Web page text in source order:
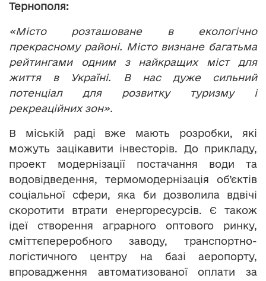
Тернополя:
«Місто розташоване в екологічно
прекрасному районі. Місто визнане багатьма
рейтингами одним з найкращих міст для
життя в Україні. В нас дуже сильний
потенціал для розвитку туризму і
рекреаційних зон».
В міській раді вже мають розробки, які
можуть зацікавити інвесторів. До прикладу,
проект модернізації постачання води та
водовідведення, термомодернізація об’єктів
соціальної сфери, яка би дозволила вдвічі
скоротити втрати енергоресурсів. Є також
ідеї створення аграрного оптового ринку,
сміттєпереробного заводу, транспортно-
логістичного центру на базі аеропорту,
впровадження автоматизованої оплати за